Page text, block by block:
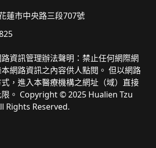
蓮市中央路三段707號
資訊管理辦法聲明：禁止任何網際網
網路資訊之內容供人點閱。 但以網路
，進入本醫療機構之網址（域）直接
限。 Copyright © 2025 Hualien Tzu
Rights Reserved.